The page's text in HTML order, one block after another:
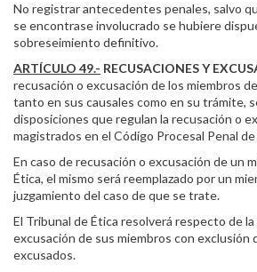
No registrar antecedentes penales, salvo
se encontrase involucrado se hubiere
sobreseimiento definitivo.
ARTÍCULO 49.- RECUSACIONES Y
recusación o excusación de los miembros
tanto en sus causales como en su trámite,
disposiciones que regulan la recusación o
magistrados en el Código Procesal Penal
En caso de recusación o excusación de un
Ética, el mismo será reemplazado por un
juzgamiento del caso de que se trate.
El Tribunal de Ética resolverá respecto de
excusación de sus miembros con exclusión
excusados.